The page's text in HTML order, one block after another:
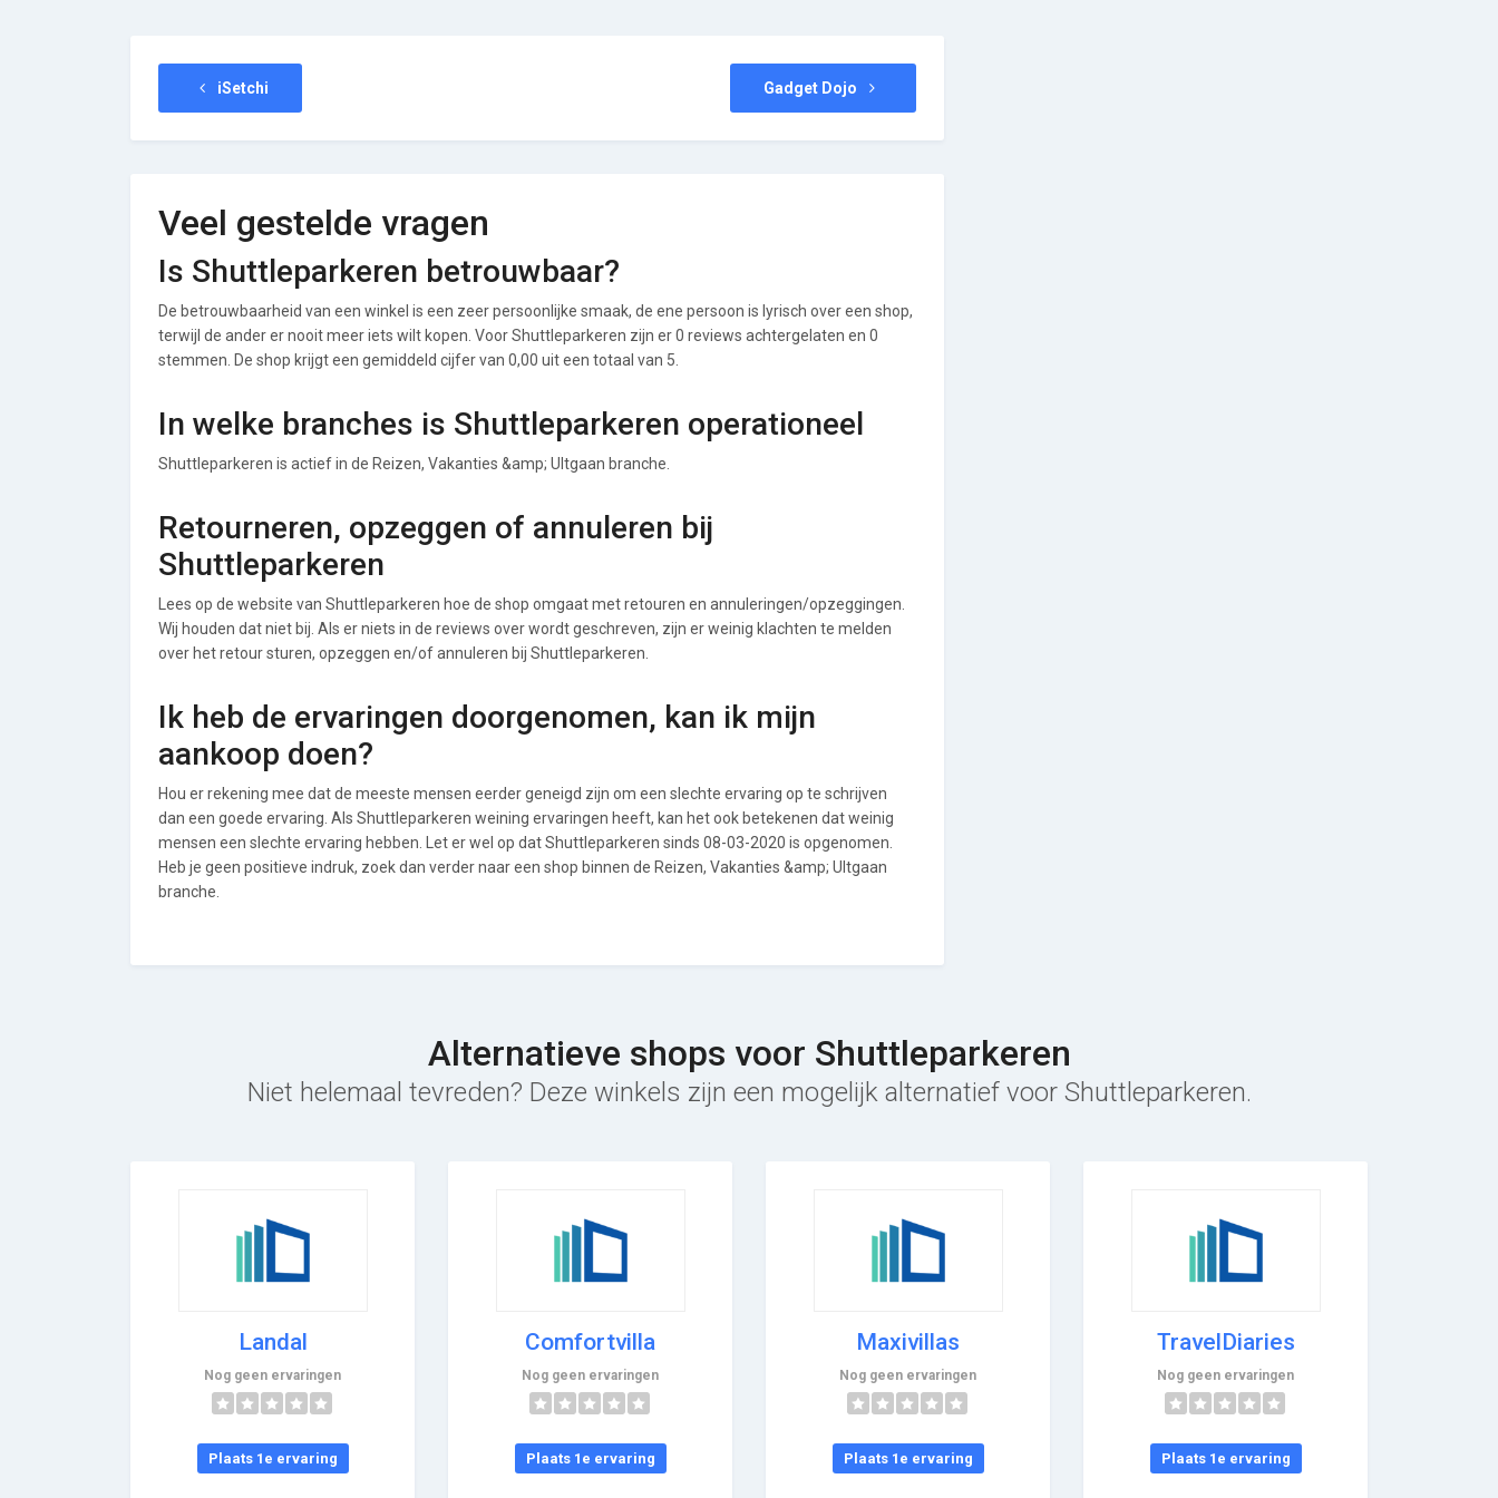
iSetchi Gadget Dojo
Veel gestelde vragen
Is Shuttleparkeren betrouwbaar?
De betrouwbaarheid van een winkel is een zeer persoonlijke smaak, de ene persoon is lyrisch over een shop,
terwijl de ander er nooit meer iets wilt kopen. Voor Shuttleparkeren zijn er 0 reviews achtergelaten en 0
stemmen. De shop krijgt een gemiddeld cijfer van 0,00 uit een totaal van 5.
In welke branches is Shuttleparkeren operationeel
Shuttleparkeren is actief in de Reizen, Vakanties &amp; UItgaan branche.
Retourneren, opzeggen of annuleren bij
Shuttleparkeren
Lees op de website van Shuttleparkeren hoe de shop omgaat met retouren en annuleringen/opzeggingen.
Wij houden dat niet bij. Als er niets in de reviews over wordt geschreven, zijn er weinig klachten te melden
over het retour sturen, opzeggen en/of annuleren bij Shuttleparkeren.
Ik heb de ervaringen doorgenomen, kan ik mijn
aankoop doen?
Hou er rekening mee dat de meeste mensen eerder geneigd zijn om een slechte ervaring op te schrijven
dan een goede ervaring. Als Shuttleparkeren weining ervaringen heeft, kan het ook betekenen dat weinig
mensen een slechte ervaring hebben. Let er wel op dat Shuttleparkeren sinds 08-03-2020 is opgenomen.
Heb je geen positieve indruk, zoek dan verder naar een shop binnen de Reizen, Vakanties &amp; UItgaan
branche.
Alternatieve shops voor Shuttleparkeren
Niet helemaal tevreden? Deze winkels zijn een mogelijk alternatief voor Shuttleparkeren.
Landal
Nog geen ervaringen
Plaats 1e ervaring
Comfortvilla
Nog geen ervaringen
Plaats 1e ervaring
Maxivillas
Nog geen ervaringen
Plaats 1e ervaring
TravelDiaries
Nog geen ervaringen
Plaats 1e ervaring